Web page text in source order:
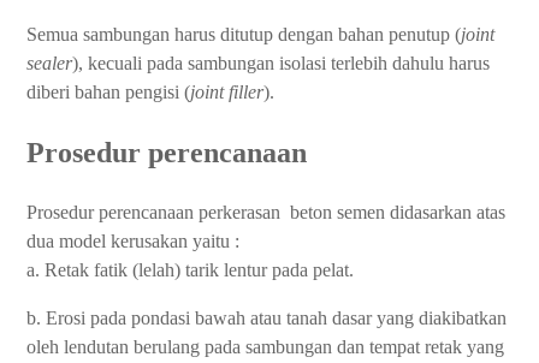
Semua sambungan harus ditutup dengan bahan penutup (joint
sealer), kecuali pada sambungan isolasi terlebih dahulu harus
diberi bahan pengisi (joint filler).
Prosedur perencanaan
Prosedur perencanaan perkerasan beton semen didasarkan atas
dua model kerusakan yaitu :
a. Retak fatik (lelah) tarik lentur pada pelat.
b. Erosi pada pondasi bawah atau tanah dasar yang diakibatkan
oleh lendutan berulang pada sambungan dan tempat retak yang